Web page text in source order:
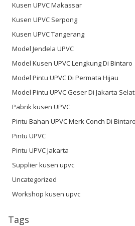
Kusen UPVC Makassar
Kusen UPVC Serpong
Kusen UPVC Tangerang
Model Jendela UPVC
Model Kusen UPVC Lengkung Di Bintaro
Model Pintu UPVC Di Permata Hijau
Model Pintu UPVC Geser Di Jakarta
Pabrik kusen UPVC
Pintu Bahan UPVC Merk Conch Di Bintaro
Pintu UPVC
Pintu UPVC Jakarta
Supplier kusen upvc
Uncategorized
Workshop kusen upvc
Tags